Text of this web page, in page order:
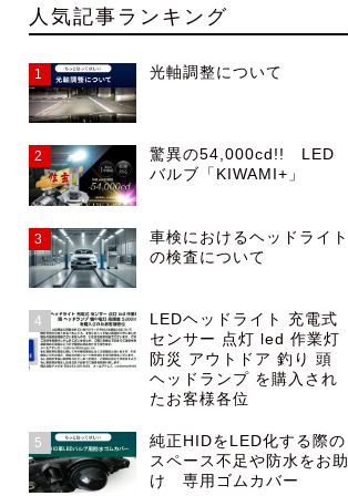
人気記事ランキング
1 光軸調整について
2
驚異の54,000cd!! LED
バルブ「KIWAMI+」
3
車検におけるヘッドライト
の検査について
4
LEDヘッドライト 充電式
センサー 点灯 led 作業灯
防災 アウトドア 釣り 頭
ヘッドランプ を購入され
たお客様各位
5
純正HIDをLED化する際の
スペース不足や防水をお助
け 専用ゴムカバー